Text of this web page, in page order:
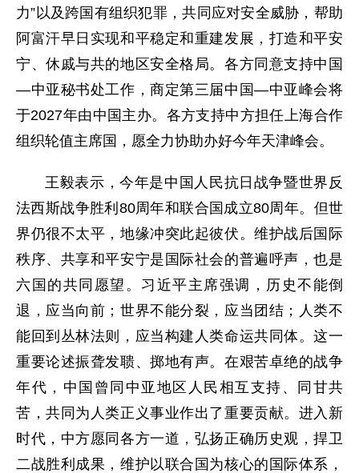
力”以及跨国有组织犯罪，共同应对安全威胁，帮助
阿富汗早日实现和平稳定和重建发展，打造和平安
宁、休戚与共的地区安全格局。各方同意支持中国
—中亚秘书处工作，商定第三届中国—中亚峰会将
于2027年由中国主办。各方支持中方担任上海合作
组织轮值主席国，愿全力协助办好今年天津峰会。
王毅表示，今年是中国人民抗日战争暨世界反
法西斯战争胜利80周年和联合国成立80周年。但世
界仍很不太平，地缘冲突此起彼伏。维护战后国际
秩序、共享和平安宁是国际社会的普遍呼声，也是
六国的共同愿望。习近平主席强调，历史不能倒
退，应当向前；世界不能分裂，应当团结；人类不
能回到丛林法则，应当构建人类命运共同体。这一
重要论述振聋发聩、掷地有声。在艰苦卓绝的战争
年代，中国曾同中亚地区人民相互支持、同甘共
苦，共同为人类正义事业作出了重要贡献。进入新
时代，中方愿同各方一道，弘扬正确历史观，捍卫
二战胜利成果，维护以联合国为核心的国际体系，